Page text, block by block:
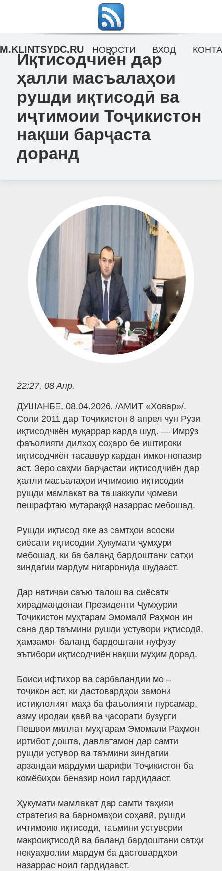
Иқтисодчиён дар
ҳалли масъалаҳои
рушди иқтисодӣ ва
иҷтимоии Тоҷикистон
нақши барҷаста
доранд
22:27, 08 Апр.
ДУШАНБЕ, 08.04.2026. /АМИТ «Ховар»/.
Соли 2011 дар Тоҷикистон 8 апрел чун Рӯзи
иқтисодчиён муқаррар карда шуд. — Имрӯз
фаъолияти дилхоҳ соҳаро бе иштироки
иқтисодчиён тасаввур кардан имконнопазир
аст. Зеро саҳми барҷастаи иқтисодчиён дар
ҳалли масъалаҳои иҷтимоию иқтисодии
рушди мамлакат ва ташаккули ҷомеаи
пешрафтаю мутараққӣ назаррас мебошад.
Рушди иқтисод яке аз самтҳои асосии
сиёсати иқтисодии Ҳукумати ҷумҳурӣ
мебошад, ки ба баланд бардоштани сатҳи
зиндагии мардум нигаронида шудааст.
Дар натиҷаи саъю талош ва сиёсати
хирадмандонаи Президенти Ҷумҳурии
Тоҷикистон муҳтарам Эмомалӣ Раҳмон ин
сана дар таъмини рушди устувори иқтисодӣ,
ҳамзамон баланд бардоштани нуфузу
эътибори иқтисодчиён нақши муҳим дорад.
Боиси ифтихор ва сарбаландии мо –
тоҷикон аст, ки дастовардҳои замони
истиқлолият маҳз ба фаъолияти пурсамар,
азму иродаи қавӣ ва ҷасорати бузурги
Пешвои миллат муҳтарам Эмомалӣ Раҳмон
иртибот дошта, давлатамон дар самти
рушди устувор ва таъмини зиндагии
арзандаи мардуми шарифи Тоҷикистон ба
комёбиҳои беназир ноил гардидааст.
Ҳукумати мамлакат дар самти таҳияи
стратегия ва барномаҳои соҳавӣ, рушди
иҷтимоию иқтисодӣ, таъмини устувории
макроиқтисодӣ ва баланд бардоштани сатҳи
некӯаҳволии мардум ба дастовардҳои
назаррас ноил гардидааст.
M.KLINTSYDC.RU НОВОСТИ ВХОД